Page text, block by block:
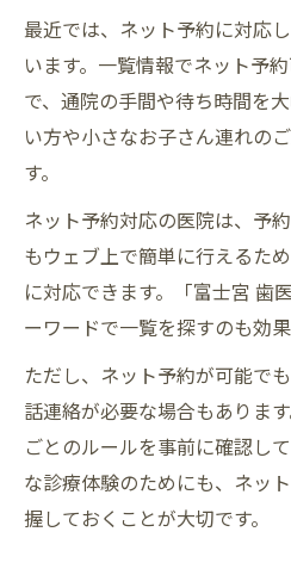
最近では、ネット予約に対応
います。一覧情報でネット予
で、通院の手間や待ち時間を
い方や小さなお子さん連れの
す。
ネット予約対応の医院は、予
もウェブ上で簡単に行えるた
に対応できます。「富士宮 歯
ーワードで一覧を探すのも効果
ただし、ネット予約が可能で
話連絡が必要な場合もありま
ごとのルールを事前に確認し
な診療体験のためにも、ネッ
握しておくことが大切です。